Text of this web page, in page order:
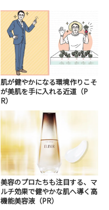
肌が健やかになる環境作りこそ
が美肌を手に入れる近道（P
R）
美容のプロたちも注目する、マ
ルチ効果で健やかな肌へ導く高
機能美容液（PR）